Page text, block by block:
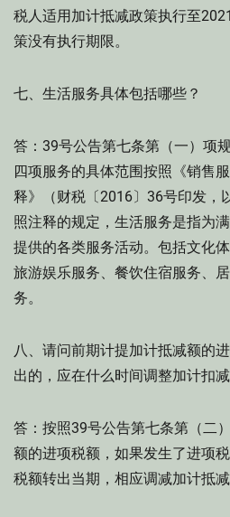
税人适用加计抵减政策执行至
策没有执行期限。
七、生活服务具体包括哪些？
答：39号公告第七条第（一）项
四项服务的具体范围按照《销售
释》（财税〔2016〕36号印发，
照注释的规定，生活服务是指为
提供的各类服务活动。包括文化
旅游娱乐服务、餐饮住宿服务、
务。
八、请问前期计提加计抵减额的
出的，应在什么时间调整加计扣
答：按照39号公告第七条第（二
额的进项税额，如果发生了进项
税额转出当期，相应调减加计抵减